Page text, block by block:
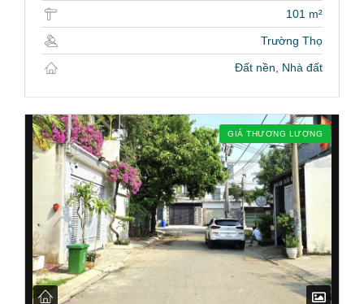
101 m²
Trường Thọ
Đất nền, Nhà đất
GIÁ THƯƠNG LƯỢNG